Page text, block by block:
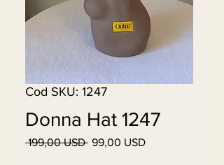
Cod SKU: 1247
Donna Hat 1247
199,00 USD Preț
99,00 USDPreț